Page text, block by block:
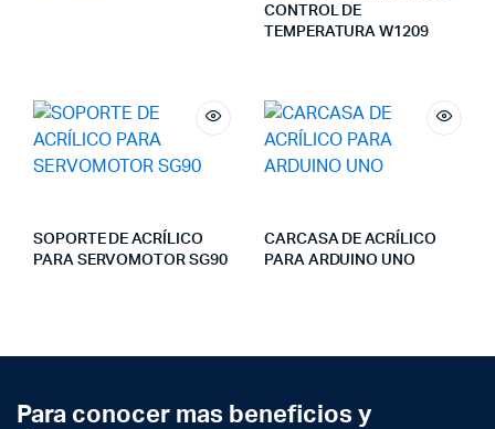
CONTROL DE
TEMPERATURA W1209
SOPORTE DE ACRÍLICO
PARA SERVOMOTOR SG90
CARCASA DE ACRÍLICO
PARA ARDUINO UNO
Para conocer mas beneficios y